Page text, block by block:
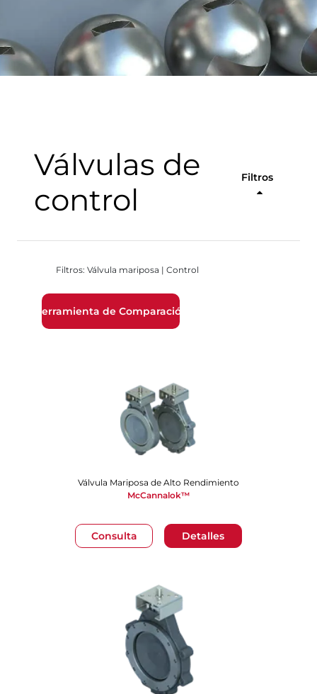
Válvulas de
control
Filtros
Filtros: Válvula mariposa | Control
Herramienta de Comparación
Consulta Detalles
Válvula Mariposa de Alto Rendimiento
McCannalok™